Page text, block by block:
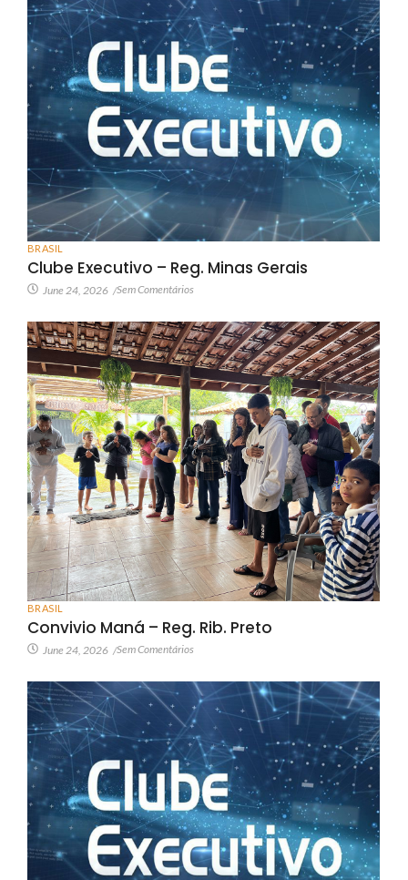
BRASIL
Clube Executivo – Reg. Minas Gerais
June 24, 2026 /Sem Comentários
BRASIL
Convivio Maná – Reg. Rib. Preto
June 24, 2026 /Sem Comentários